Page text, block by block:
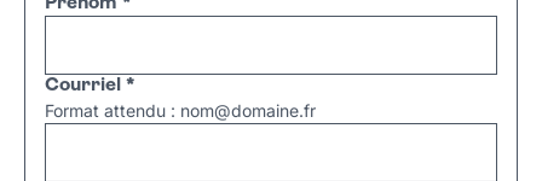
Courriel *
Format attendu : nom@domaine.fr